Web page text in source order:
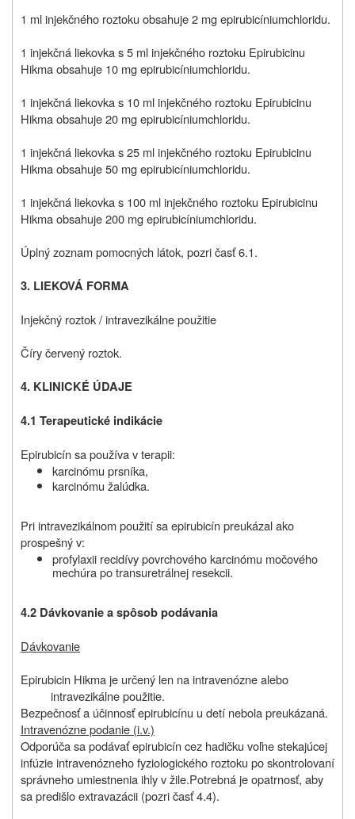
1 ml injekčného roztoku obsahuje 2 mg epirubicíniumchloridu.
1 injekčná liekovka s 5 ml injekčného roztoku Epirubicinu
Hikma obsahuje 10 mg epirubicíniumchloridu.
1 injekčná liekovka s 10 ml injekčného roztoku Epirubicinu
Hikma obsahuje 20 mg epirubicíniumchloridu.
1 injekčná liekovka s 25 ml injekčného roztoku Epirubicinu
Hikma obsahuje 50 mg epirubicíniumchloridu.
1 injekčná liekovka s 100 ml injekčného roztoku Epirubicinu
Hikma obsahuje 200 mg epirubicíniumchloridu.
Úplný zoznam pomocných látok, pozri časť 6.1.
3. LIEKOVÁ FORMA
Injekčný roztok / intravezikálne použitie
Číry červený roztok.
4. KLINICKÉ ÚDAJE
4.1 Terapeutické indikácie
Epirubicín sa používa v terapii:
karcinómu prsníka,
karcinómu žalúdka.
Pri intravezikálnom použití sa epirubicín preukázal ako
prospešný v:
profylaxii recidívy povrchového karcinómu močového
mechúra po transuretrálnej resekcii.
4.2 Dávkovanie a spôsob podávania
Dávkovanie
Epirubicin Hikma je určený len na intravenózne alebo
intravezikálne použitie.
Bezpečnosť a účinnosť epirubicínu u detí nebola preukázaná.
Intravenózne podanie (i.v.)
Odporúča sa podávať epirubicín cez hadičku voľne stekajúcej
infúzie intravenózneho fyziologického roztoku po skontrolovaní
správneho umiestnenia ihly v žile.Potrebná je opatrnosť, aby
sa predišlo extravazácii (pozri časť 4.4).